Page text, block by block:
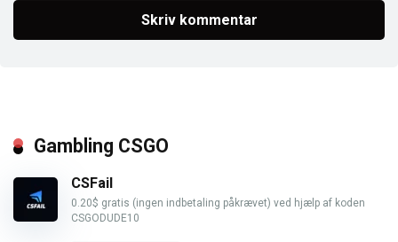
Gambling CSGO
CSFail
0.20$ gratis (ingen indbetaling påkrævet) ved hjælp af koden
CSGODUDE10